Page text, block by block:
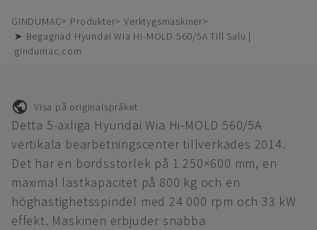
GINDUMAC Produkter
Verktygsmaskiner
➤ Begagnad Hyundai Wia Hi-MOLD 560/5A Till Salu |
gindumac.com
Visa på originalspråket
Detta 5-axliga Hyundai Wia Hi-MOLD 560/5A
vertikala bearbetningscenter tillverkades 2014.
Det har en bordsstorlek på 1 250×600 mm, en
maximal lastkapacitet på 800 kg och en
höghastighetsspindel med 24 000 rpm och 33 kW
effekt. Maskinen erbjuder snabba